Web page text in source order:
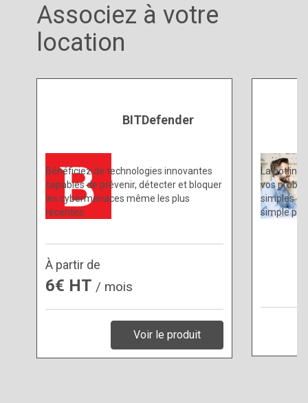
Associez à votre
location
BITDefender
Bénéficiez de technologies innovantes
capables de prévenir, détecter et bloquer
les cybermenaces même les plus
récentes.
À partir de
6€ HT / mois
Voir le produit
La hotline
vos
simples ou
simple